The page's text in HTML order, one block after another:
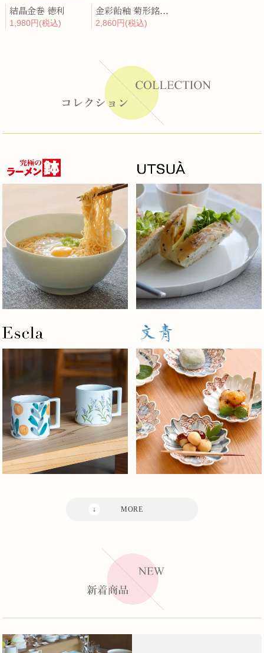
結晶金巻 徳利
1,980円(税込)
金彩飴釉 菊形銘々皿
2,860円(税込)